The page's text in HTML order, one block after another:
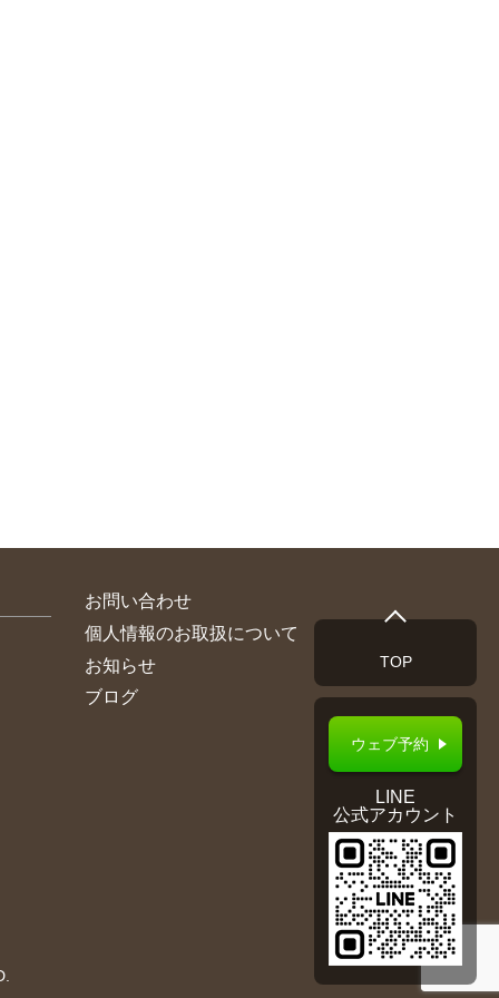
お問い合わせ
個人情報のお取扱について
お知らせ
ブログ
TOP
ウェブ予約
LINE
公式アカウント